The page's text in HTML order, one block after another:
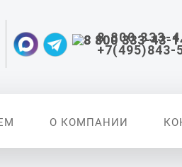
8 800 333-
+7(495)843-
О КОМПАНИИ